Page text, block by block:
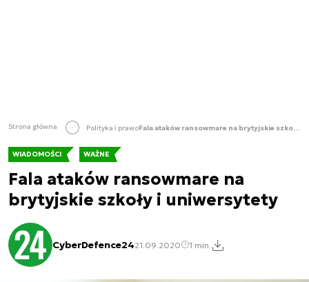
Strona główna Polityka i prawo Fala ataków ransowmare na brytyjskie szkoły i uniwersytety
WIADOMOŚCI WAŻNE
Fala ataków ransowmare na
brytyjskie szkoły i uniwersytety
CyberDefence2421.09.2020 1 min.